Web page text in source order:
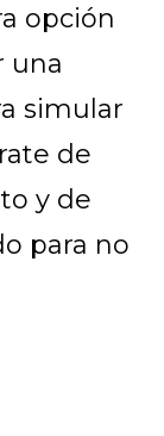
opción
una
simular
de
y de
para no